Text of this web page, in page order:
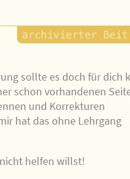
sollte es doch für dich
schon vorhandenen
und Korrekturen
hat das ohne Lehrgang
helfen willst!